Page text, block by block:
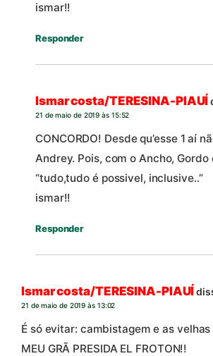
ismar!!
Responder
Ismar costa/TERESINA-PIAUÍ
21 de maio de 2019 às 15:52
CONCORDO! Desde qu’esse 1 aí
Andrey. Pois, com o Ancho,
“tudo,tudo é possivel, inclusive..”
ismar!!
Responder
Ismar costa/TERESINA-PIAUÍ
21 de maio de 2019 às 13:02
É só evitar: cambistagem e as
MEU GRÃ PRESIDA EL FROTON!!